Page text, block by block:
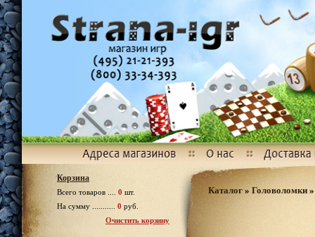
Корзина
Всего товаров .... 0 шт.
На сумму ........... 0 руб.
Очистить корзину
Каталог»Головоломки